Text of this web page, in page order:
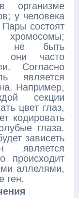
организме
у человека
состоят
не быть
они часто
Согласно
является
Например,
секции
цвет глаз,
кодировать
глаза.
зависеть
происходит
аллелями,
ген.